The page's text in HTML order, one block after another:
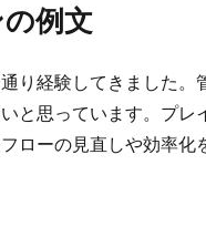
例文
り経験してきました。
と思っています。プ
ローの見直しや効率